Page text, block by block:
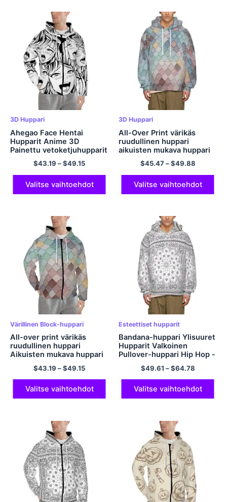
3D Huppari
Ahegao Face Hentai
Hupparit Anime 3D
Painettu vetoketjuhupparit
Polyesterihuppari
$43.19 –$49.15
Valitse vaihtoehdot
3D Huppari
All-Over Print värikäs
ruudullinen huppari
aikuisten mukava huppari
taskufleecellä lämmin ja
pehmeä polyesteri
neulepusero hupullinen
paita
$45.47–$49.88
Valitse vaihtoehdot
Värillinen Block-huppari
All-over print värikäs
ruudullinen huppari
Aikuisten mukava huppari
taskufleecellä lämmin ja
pehmeä polyesteri
vetoketjullinen huppari
$43.19 –$49.15
Valitse vaihtoehdot
Esteettiset hupparit
Bandana-huppari Ylisuuret
Hupparit Valkoinen
Pullover-huppari Hip Hop -
huppari EU-kokoiset
Comfort-fleece-
polyesterihupparit
$49.61 –$64.78
Valitse vaihtoehdot